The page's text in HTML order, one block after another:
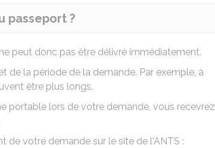
passeport ?
peut donc pas être délivré immédiatement.
de la période de la demande. Par exemple, à
être plus longs.
portable lors de votre demande, vous recevrez
de votre demande sur le site de l'ANTS :